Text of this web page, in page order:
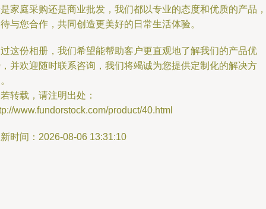
家庭采购还是商业批发，我们都以专业的态度和优质的产品，
与您合作，共同创造更美好的日常生活体验。
这份相册，我们希望能帮助客户更直观地了解我们的产品优
并欢迎随时联系咨询，我们将竭诚为您提供定制化的解决方
转载，请注明出处：
www.fundorstock.com/product/40.html
时间：2026-08-06 13:31:10